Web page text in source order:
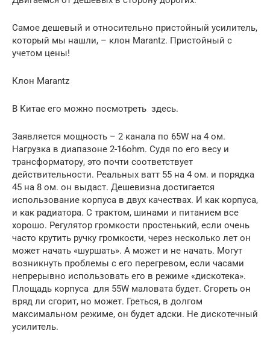
Самое дешевый и относительно пристойный усилитель,
который мы нашли, – клон Marantz. Пристойный с
учетом цены!
Клон Marantz
В Китае его можно посмотреть здесь.
Заявляется мощность – 2 канала по 65W на 4 ом.
Нагрузка в диапазоне 2-16ohm. Судя по его весу и
трансформатору, это почти соответствует
действительности. Реальных ватт 55 на 4 ом. и порядка
45 на 8 ом. он выдаст. Дешевизна достигается
использование корпуса в двух качествах. И как корпуса,
и как радиатора. С трактом, шинами и питанием все
хорошо. Регулятор громкости простенький, если очень
часто крутить ручку громкости, через несколько лет он
может начать «шуршать». А может и не начать. Могут
возникнуть проблемы с его перегревом, если часами
непрерывно использовать его в режиме «дискотека».
Площадь корпуса для 55W маловата будет. Сгореть он
вряд ли сгорит, но может. Греться, в долгом
максимальном режиме, он будет адски. Не дискотечный
усилитель.